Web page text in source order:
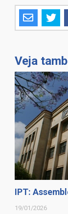
Veja
IPT:
19/01/2026